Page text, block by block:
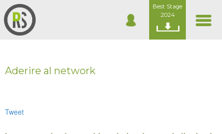
Best Stage
2024
Aderire al network
Tweet